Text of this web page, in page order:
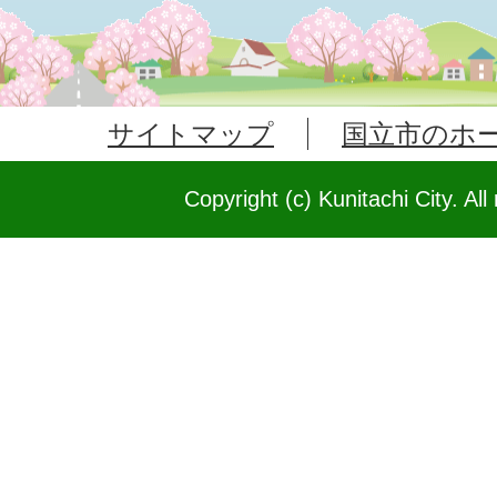
サイトマップ 国立市のホ
Copyright (c) Kunitachi City.